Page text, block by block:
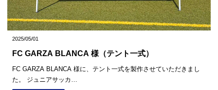
2025/05/01
FC GARZA BLANCA 様（テント一式）
FC GARZA BLANCA 様に、テント一式を製作させていただきまし
た。 ジュニアサッカ…